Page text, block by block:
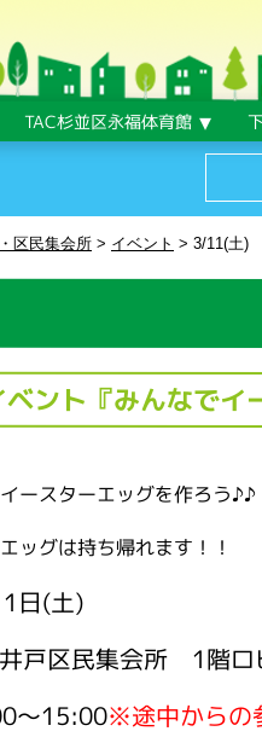
区民集会所 > イベント > 3/11(土)
ト『みんなでイ
ースターエッグを作ろう♪♪
ッグは持ち帰れます！！
日(土)
戸区民集会所 1階ロ
15:00※途中からの
TAC杉並区永福体育館